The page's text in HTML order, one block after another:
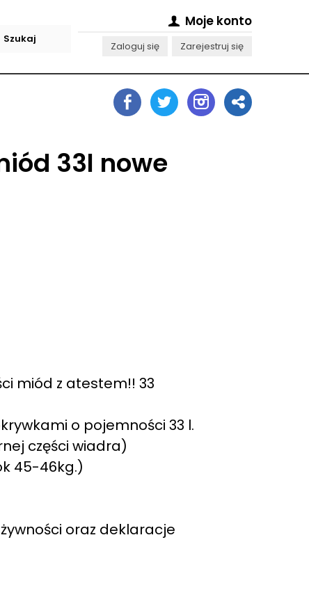
Moje konto
Zaloguj się Zarejestruj się
33l nowe
miód z atestem!! 33
o pojemności 33 l.
części wiadra)
45-46kg.)
oraz deklaracje